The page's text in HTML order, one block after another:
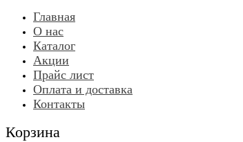
Главная
О нас
Каталог
Акции
Прайс лист
Оплата и доставка
Контакты
Корзина